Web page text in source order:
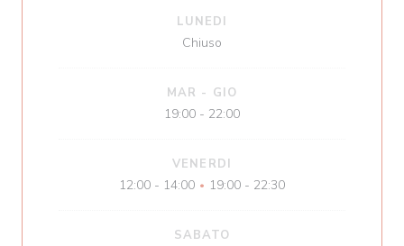
LUNEDI
Chiuso
MAR - GIO
19:00 - 22:00
VENERDI
12:00 - 14:00 • 19:00 - 22:30
SABATO